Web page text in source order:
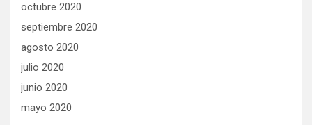
octubre 2020
septiembre 2020
agosto 2020
julio 2020
junio 2020
mayo 2020